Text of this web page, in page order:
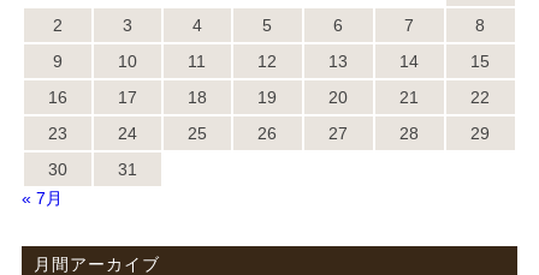
2
3 4 5 6 7
8
9
10 11 12 13 14
15
16
17 18 19 20 21
22
23
24 25 26 27 28
29
30
31
« 7月
月間アーカイブ